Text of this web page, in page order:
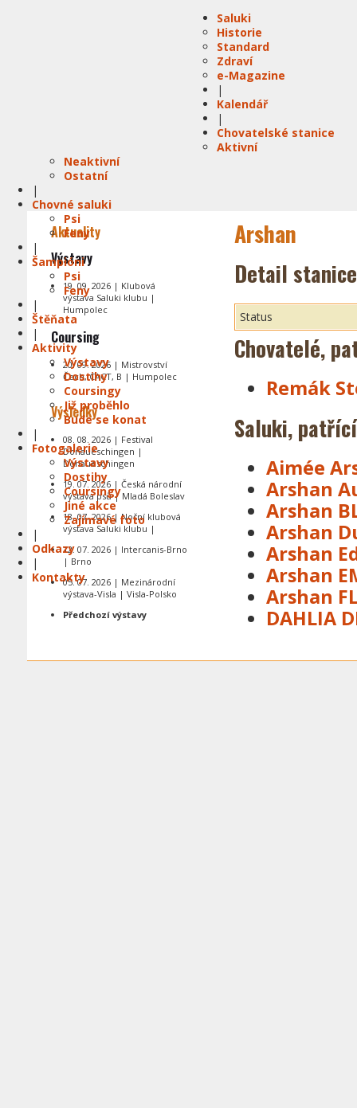
Saluki
Historie
Standard
Zdraví
e-Magazine
|
Kalendář
|
Chovatelské stanice
Aktivní
Neaktivní
Ostatní
|
Chovné saluki
Psi
Feny
|
Šampióni
Psi
Feny
|
Štěňata
|
Aktivity
Výstavy
Dostihy
Coursingy
Již proběhlo
Bude se konat
|
Fotogalerie
Výstavy
Dostihy
Coursingy
Jiné akce
Zajímavé foto
|
Odkazy
|
Kontakty
Arshan
Detail stanice
Status
Chovatelé,
Remák
Saluki,
Aimée
Arshan
Arshan
Arshan
Arshan
Arshan
Arshan
DAHLIA
Aktuality
Výstavy
19. 09. 2026 | Klubová
výstava Saluki klubu |
Humpolec
Coursing
20. 09. 2026 | Mistrovství
Čech, CACT, B | Humpolec
Výsledky
08. 08. 2026 | Festival
Donaueschingen |
Donaueschingen
19. 07. 2026 | Česká národní
výstava psů | Mladá Boleslav
18. 07. 2026 | Noční klubová
výstava Saluki klubu |
12. 07. 2026 | Intercanis-Brno
| Brno
05. 07. 2026 | Mezinárodní
výstava-Visla | Visla-Polsko
Předchozí výstavy